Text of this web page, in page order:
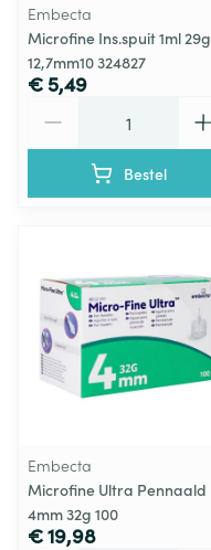
Embecta
Microfine Ins.spuit 1ml 29g
12,7mm10 324827
€ 5,49
Bestel
Embecta
Microfine Ultra Pennaald
4mm 32g 100
€ 19,98